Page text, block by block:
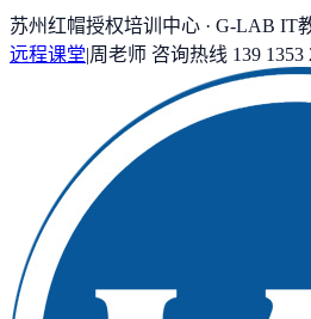
苏州红帽授权培训中心 · G-LAB IT
远程课堂|周老师 咨询热线 139 1353